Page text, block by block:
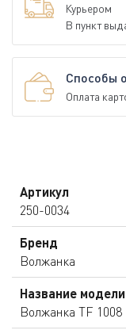
Курьером
В пункт
Способы
Оплата
Артикул
250-0034
Бренд
Волжанка
Название модели
Волжанка TF 1008